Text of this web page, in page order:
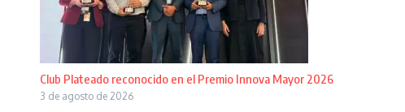
Club Plateado reconocido en el Premio Innova Mayor 2026
3 de agosto de 2026